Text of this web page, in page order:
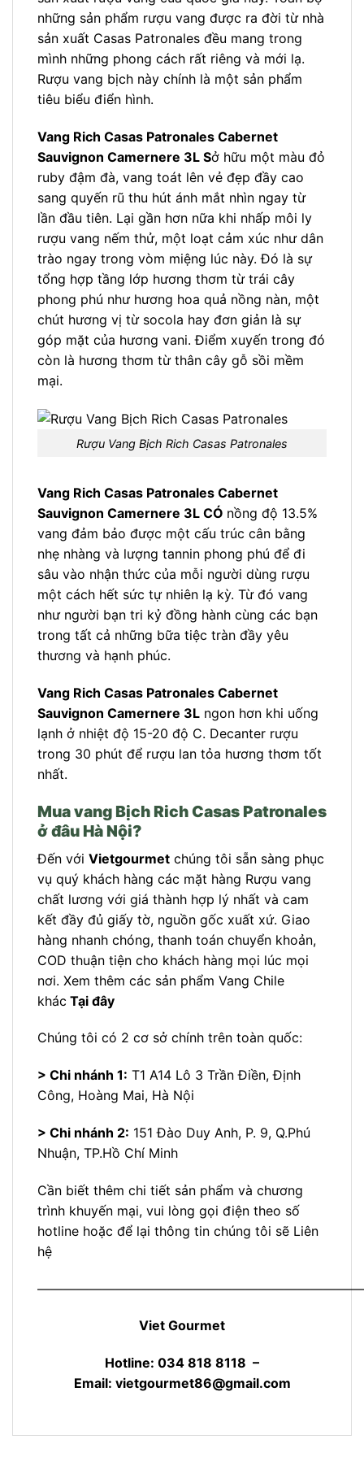
những sản phẩm rượu vang được ra đời từ nhà
sản xuất Casas Patronales đều mang trong
mình những phong cách rất riêng và mới lạ.
Rượu vang bịch này chính là một sản phẩm
tiêu biểu điển hình.
Vang Rich Casas Patronales Cabernet
Sauvignon Camernere 3L Sở hữu một màu đỏ
ruby đậm đà, vang toát lên vẻ đẹp đầy cao
sang quyến rũ thu hút ánh mắt nhìn ngay từ
lần đầu tiên. Lại gần hơn nữa khi nhấp môi ly
rượu vang nếm thử, một loạt cảm xúc như dân
trào ngay trong vòm miệng lúc này. Đó là sự
tổng hợp tầng lớp hương thơm từ trái cây
phong phú như hương hoa quả nồng nàn, một
chút hương vị từ socola hay đơn giản là sự
góp mặt của hương vani. Điểm xuyến trong đó
còn là hương thơm từ thân cây gỗ sồi mềm
mại.
Rượu Vang Bịch Rich Casas Patronales
Vang Rich Casas Patronales Cabernet
Sauvignon Camernere 3L CÓ nồng độ 13.5%
vang đảm bảo được một cấu trúc cân bằng
nhẹ nhàng và lượng tannin phong phú để đi
sâu vào nhận thức của mỗi người dùng rượu
một cách hết sức tự nhiên lạ kỳ. Từ đó vang
như người bạn tri kỷ đồng hành cùng các bạn
trong tất cả những bữa tiệc tràn đầy yêu
thương và hạnh phúc.
Vang Rich Casas Patronales Cabernet
Sauvignon Camernere 3L ngon hơn khi uống
lạnh ở nhiệt độ 15-20 độ C. Decanter rượu
trong 30 phút để rượu lan tỏa hương thơm tốt
nhất.
Mua vang Bịch Rich Casas Patronales
ở đâu Hà Nội?
Đến với Vietgourmet chúng tôi sẵn sàng phục
vụ quý khách hàng các mặt hàng Rượu vang
chất lương với giá thành hợp lý nhất và cam
kết đầy đủ giấy tờ, nguồn gốc xuất xứ. Giao
hàng nhanh chóng, thanh toán chuyển khoản,
COD thuận tiện cho khách hàng mọi lúc mọi
nơi. Xem thêm các sản phẩm Vang Chile
khác Tại đây
Chúng tôi có 2 cơ sở chính trên toàn quốc:
> Chi nhánh 1: T1 A14 Lô 3 Trần Điền, Định
Công, Hoàng Mai, Hà Nội
> Chi nhánh 2: 151 Đào Duy Anh, P. 9, Q.Phú
Nhuận, TP.Hồ Chí Minh
Cần biết thêm chi tiết sản phẩm và chương
trình khuyến mại, vui lòng gọi điện theo số
hotline hoặc để lại thông tin chúng tôi sẽ Liên
hệ
Viet Gourmet
Hotline: 034 818 8118 –
Email: vietgourmet86@gmail.com